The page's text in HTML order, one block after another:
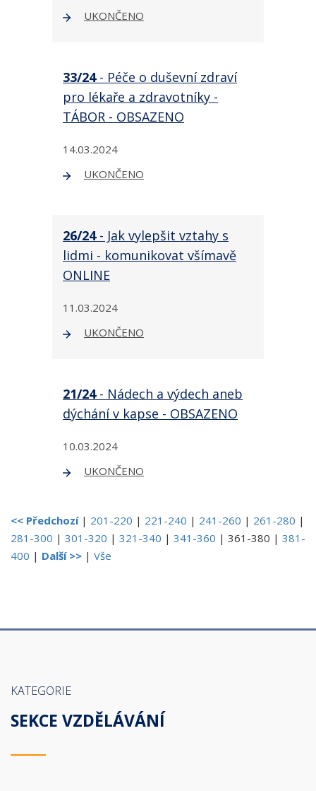
UKONČENO
33/24- Péče o duševní zdraví
pro lékaře a zdravotníky -
TÁBOR - OBSAZENO
14.03.2024
UKONČENO
26/24- Jak vylepšit vztahy s
lidmi - komunikovat všímavě
ONLINE
11.03.2024
UKONČENO
21/24- Nádech a výdech aneb
dýchání v kapse - OBSAZENO
10.03.2024
UKONČENO
<< Předchozí| 201-220 | 221-240 | 241-260 | 261-280 |
281-300 | 301-320 | 321-340 | 341-360 | 361-380 | 381-
400 | Další >> | Vše
KATEGORIE
SEKCE VZDĚLÁVÁNÍ